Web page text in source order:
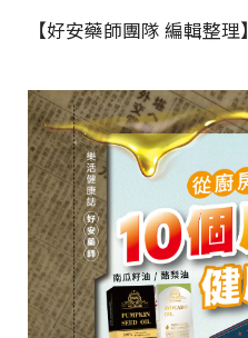
【好安藥師團隊 編輯整理】